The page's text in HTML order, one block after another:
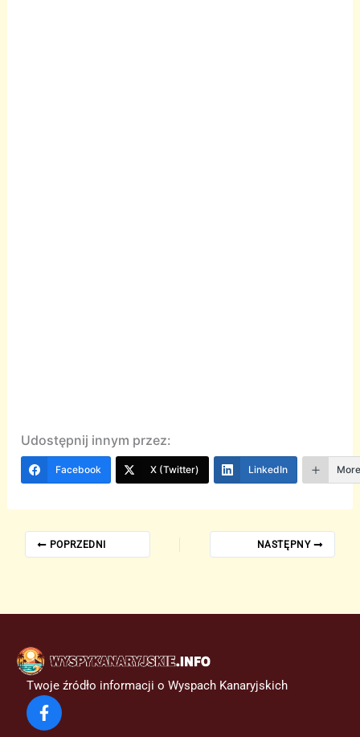
Udostępnij innym przez:
Facebook X (Twitter) LinkedIn
POPRZEDNI NASTĘPNY
Twoje źródło informacji o Wyspach Kanaryjskich